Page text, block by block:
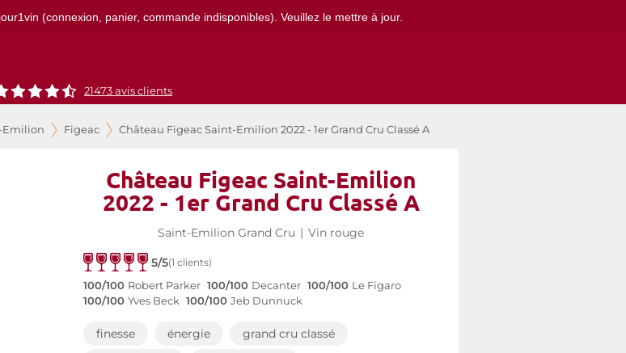
(connexion, panier, commande indisponibles). Veuillez le mettre à jour.
21473 avis clients
Emilion Figeac Château Figeac Saint-Emilion 2022 - 1er Grand Cru Classé A
Château Figeac Saint-Emilion
2022 - 1er Grand Cru Classé A
Saint-Emilion Grand Cru | Vin rouge
5/5(1 clients)
100/100 Robert Parker 100/100 Decanter 100/100 Le Figaro
100/100 Yves Beck 100/100 Jeb Dunnuck
finesse énergie
grand cru classé